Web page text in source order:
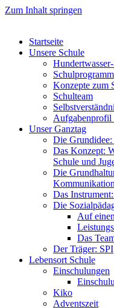
Zum Inhalt springen
Startseite
Unsere Schule
Schulprogramm
Konzepte zum
Schulteam
Aufgabenprofil
Unser Ganztag
Die
Das Konzept:
Schule und
Die
Kommunikation
Das
Die
Auf
Das
Der Träger: SPI
Lebensort Schule
Einschulungen
Kiko
Adventszeit